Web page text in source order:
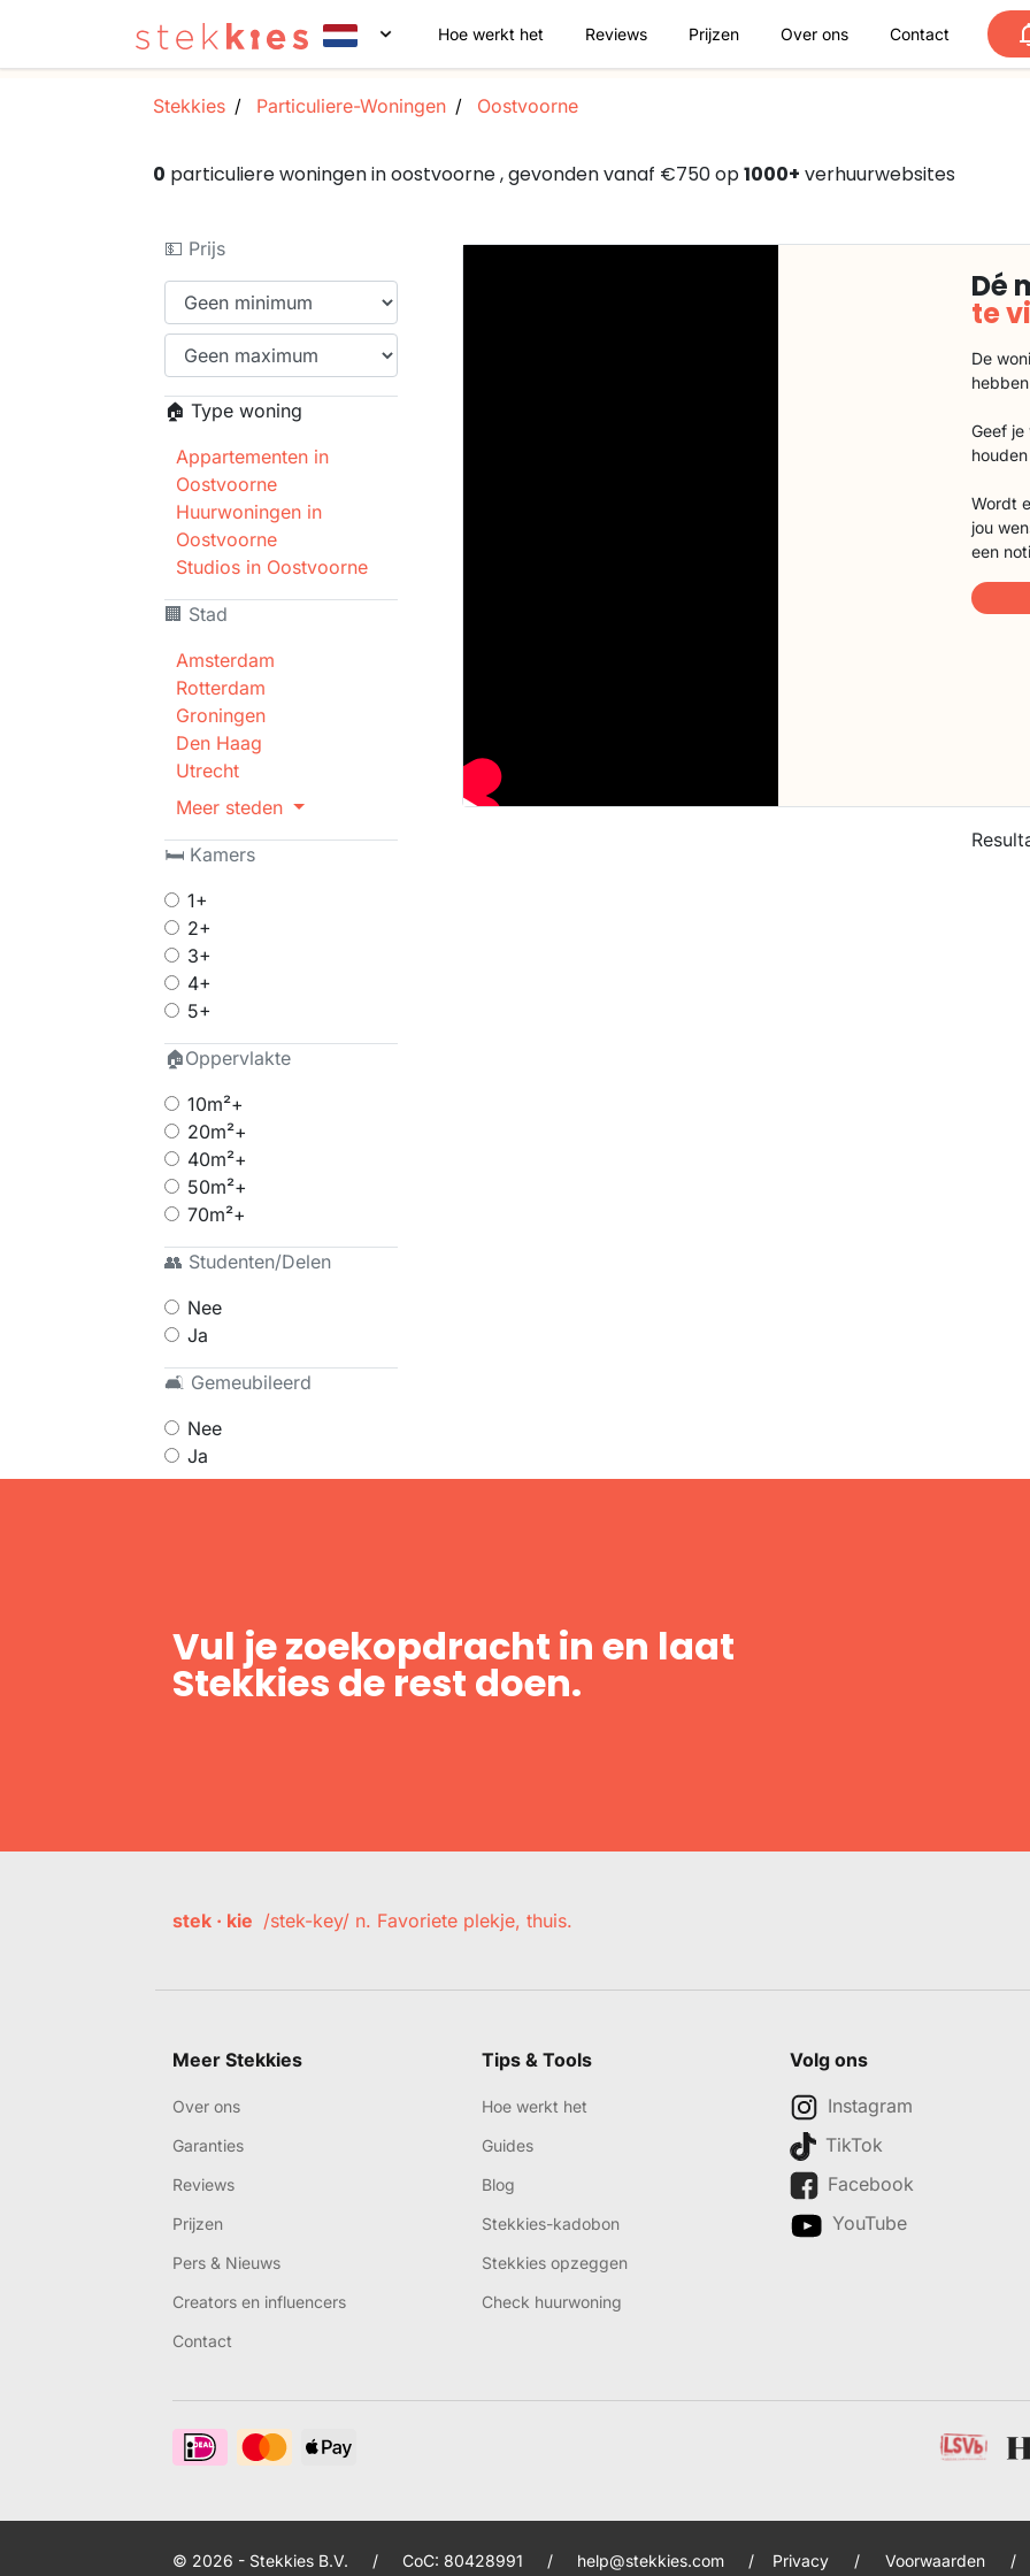
Hoe werkt het Reviews Prijzen Over ons Contact
Stekkies Particuliere-Woningen Oostvoorne
0 particuliere woningen in oostvoorne , gevonden vanaf €750 op1000+ verhuurwebsites
💵 Prijs
🏠 Type woning
Appartementen in
Oostvoorne
Huurwoningen in
Oostvoorne
Studios in Oostvoorne
🏢 Stad
Amsterdam
Rotterdam
Groningen
Den Haag
Utrecht
Meer steden
🛏 Kamers
1+
2+
3+
4+
5+
🏠Oppervlakte
10m²+
20m²+
40m²+
50m²+
70m²+
👥 Studenten/Delen
Nee
Ja
🛋 Gemeubileerd
Nee
Ja
Dé
te
De
Geef
Wordt
jou
een
Vul je zoekopdracht in en laat
Stekkies de rest doen.
stek · kie /stek-key/ n. Favoriete plekje, thuis.
Meer Stekkies
Over ons
Garanties
Reviews
Prijzen
Pers & Nieuws
Creators en influencers
Contact
Tips & Tools
Hoe werkt het
Guides
Blog
Stekkies-kadobon
Stekkies opzeggen
Check huurwoning
Volg ons
Instagram
TikTok
Facebook
YouTube
© 2026 - Stekkies B.V. / CoC: 80428991 / help@stekkies.com / Privacy / Voorwaarden /